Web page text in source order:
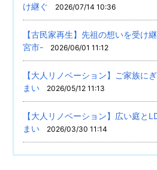
け継ぐ
2026/07/14 10:36
【古民家再生】先祖の想いを受け
宮市-
2026/06/01 11:12
【大人リノベーション】ご家族に
まい
2026/05/12 11:13
【大人リノベーション】広い庭と
まい
2026/03/30 11:14